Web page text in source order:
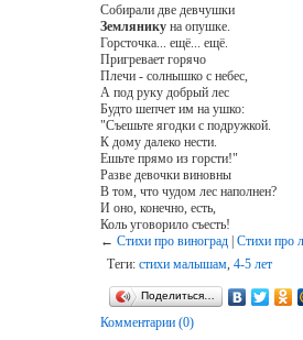
Собирали две девчушки
Земляникуна опушке.
Горсточка... ещё... ещё.
Пригревает горячо
Плечи - солнышко с небес,
А под руку добрый лес
Будто шепчет им на ушко:
"Съешьте ягодки с подружкой.
К дому далеко нести.
Ешьте прямо из горсти!"
Разве девочки виновны
В том, что чудом лес наполнен?
И оно, конечно, есть,
Коль уговорило съесть!
← Cтихи про виноград| Стихи про
Теги: стихи малышам, 4-5 лет
Поделиться…
Комментарии (0)